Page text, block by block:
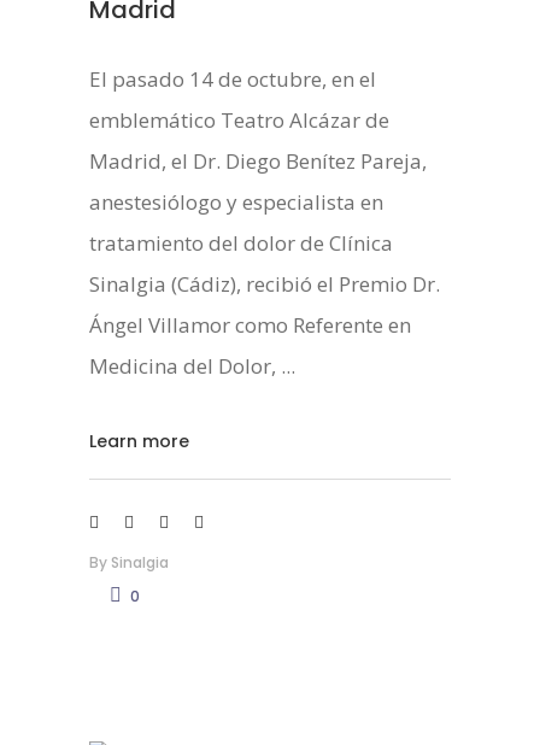
Madrid
El pasado 14 de octubre, en el
emblemático Teatro Alcázar de
Madrid, el Dr. Diego Benítez Pareja,
anestesiólogo y especialista en
tratamiento del dolor de Clínica
Sinalgia (Cádiz), recibió el Premio Dr.
Ángel Villamor como Referente en
Medicina del Dolor,
Learn more
By Sinalgia
0